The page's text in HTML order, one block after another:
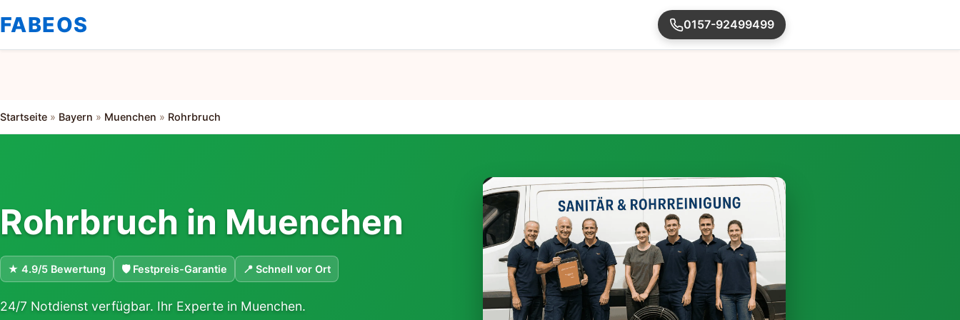
FABEOS 0157-92499499
Startseite » Bayern » Muenchen » Rohrbruch
Rohrbruch in Muenchen
★ 4.9/5 Bewertung 🛡 Festpreis-Garantie 📍 Schnell vor Ort
24/7 Notdienst verfügbar. Ihr Experte in Muenchen.